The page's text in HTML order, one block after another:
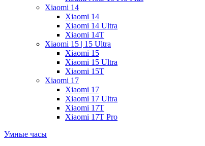
Xiaomi 14
Xiaomi 14
Xiaomi 14 Ultra
Xiaomi 14T
Xiaomi 15 | 15 Ultra
Xiaomi 15
Xiaomi 15 Ultra
Xiaomi 15T
Xiaomi 17
Xiaomi 17
Xiaomi 17 Ultra
Xiaomi 17T
Xiaomi 17T Pro
Умные часы